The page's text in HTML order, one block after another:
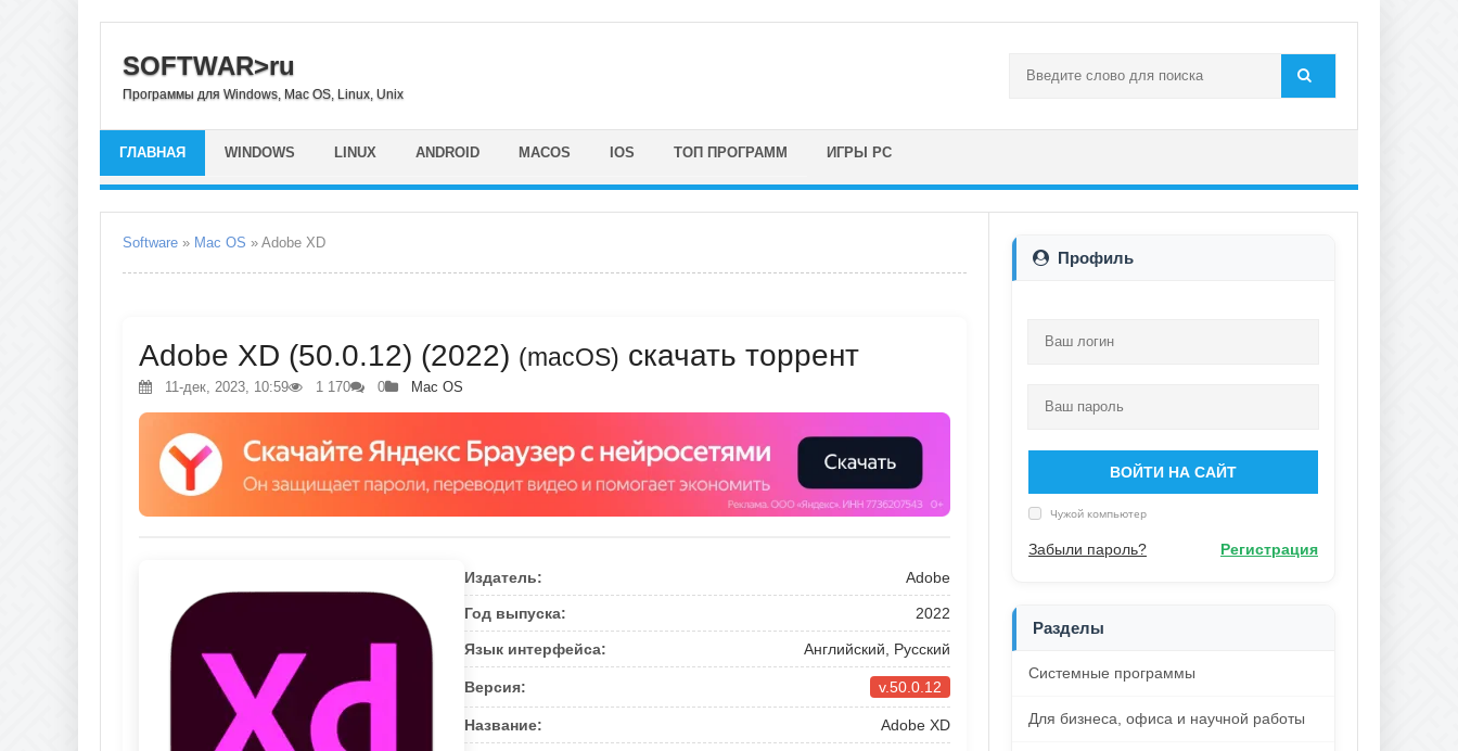
SOFTWAR>ru
Программы для Windows, Mac OS, Linux, Unix
ГЛАВНАЯ WINDOWS LINUX ANDROID MACOS IOS ТОП ПРОГРАММ ИГРЫ PC
Software » Mac OS » Adobe XD
Adobe XD (50.0.12) (2022) (macOS) скачать торрент
11-дек, 2023, 10:59 1 170 0 Mac OS
Издатель: Adobe
Год выпуска: 2022
Язык интерфейса: Английский, Русский
Версия: v.50.0.12
Название: Adobe XD
Профиль
ВОЙТИ НА САЙТ
Чужой компьютер
Забыли пароль? Регистрация
Разделы
Системные программы
Для бизнеса, офиса и научной работы